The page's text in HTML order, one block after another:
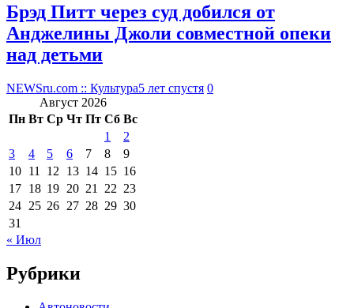
Брэд Питт через суд добился от
Анджелины Джоли совместной опеки
над детьми
NEWSru.com :: Культура5 лет спустя 0
Август 2026
Пн Вт Ср Чт Пт Сб Вс
1
2
3
4 5 6 7 8
9
10 11 12 13 14 15 16
17 18 19 20 21 22 23
24 25 26 27 28 29 30
31
« Июл
Рубрики